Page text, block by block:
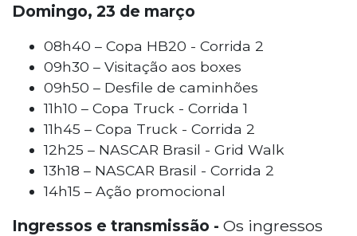
Domingo, 23 de março
08h40 – Copa HB20 - Corrida 2
09h30 – Visitação aos boxes
09h50 – Desfile de caminhões
11h10 – Copa Truck - Corrida 1
11h45 – Copa Truck - Corrida 2
12h25 – NASCAR Brasil - Grid Walk
13h18 – NASCAR Brasil - Corrida 2
14h15 – Ação promocional
Ingressos e transmissão - Os ingressos